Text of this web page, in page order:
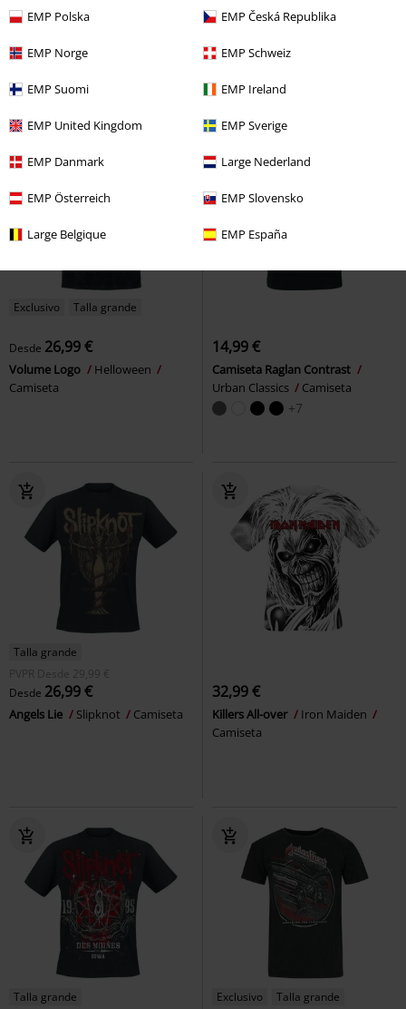
EMP Polska EMP Česká Republika
EMP Norge EMP Schweiz
EMP Suomi EMP Ireland
EMP United Kingdom EMP Sverige
EMP Danmark Large Nederland
EMP Österreich EMP Slovensko
Large Belgique EMP España
Shadow
Ozzy Osbourne
... And Justice For All - Neon
Exclusivo Talla grande
Desde 26,99 €
Volume Logo
Helloween
Camiseta
14,99 €
Camiseta Raglan Contrast
Urban Classics
Camiseta
+7
Talla grande
PVPR
Desde 29,99 €
Desde 26,99 €
Angels Lie Slipknot Camiseta
32,99 €
Killers All-over
Iron Maiden
Camiseta
Talla grande
Exclusivo Talla grande